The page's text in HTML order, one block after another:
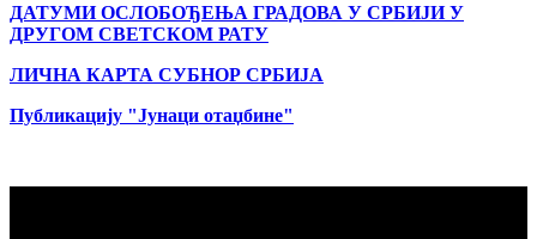
ДАТУМИ ОСЛОБОЂЕЊА ГРАДОВА У СРБИЈИ У
ДРУГОМ СВЕТСКОМ РАТУ
ЛИЧНА КАРТА СУБНОР СРБИЈА
Публикацију "Јунаци отаџбине"